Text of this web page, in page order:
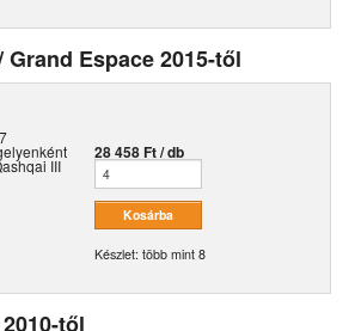
Grand Espace 2015-től
III
28 458 Ft / db
Készlet: több mint 8
től